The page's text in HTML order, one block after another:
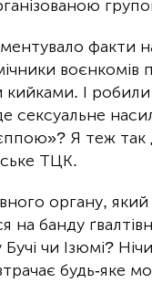
факти
воєнкомів
кийками. І
сексуальне
Я теж так
ТЦК.
органу,
банду
Бучі чи Ізюмі?
будь-яке